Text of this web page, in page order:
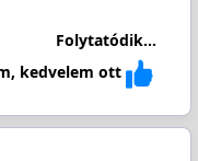
Folytatódik...
kedvelem ott